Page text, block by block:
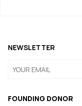
FOUNDING DONOR
NEWSLETTER